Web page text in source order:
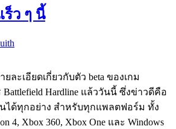
ร็ว ๆ นี้
ยละเอียดเกี่ยวกับตัว beta ของเกม
Hardline แล้ววันนี้ ซึ่งข่าวดีคือ
นได้ทุกอย่าง สำหรับทุกแพลตฟอร์ม ทั้ง
4, Xbox 360, Xbox One และ Windows